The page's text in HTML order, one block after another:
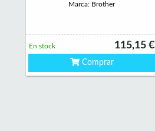
Marca: Brother
115,15 €
En stock
Comprar